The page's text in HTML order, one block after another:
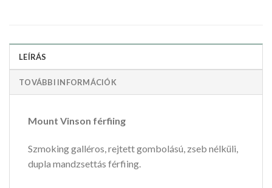
LEÍRÁS
TOVÁBBI INFORMÁCIÓK
Mount Vinson férfiing
Szmoking galléros, rejtett gombolású, zseb nélküli,
dupla mandzsettás férfiing.